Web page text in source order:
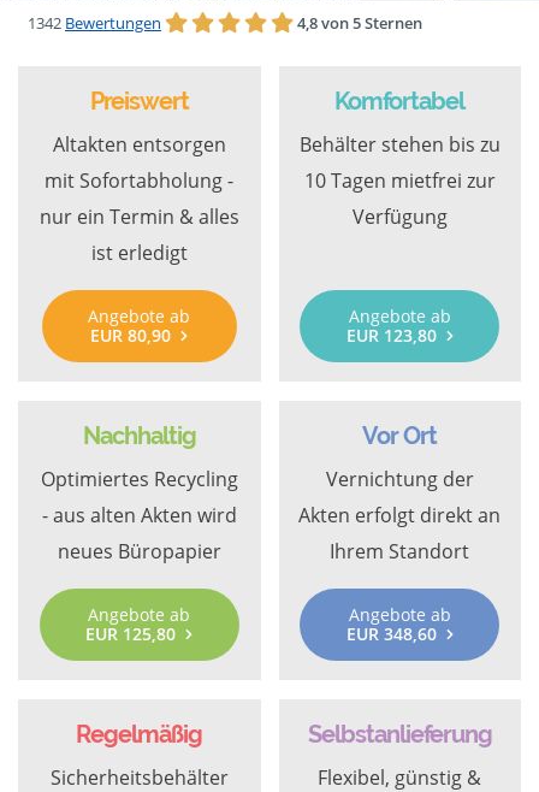
1342 Bewertungen 4,8 von 5 Sternen
Preiswert
Altakten entsorgen
mit Sofortabholung -
nur ein Termin & alles
ist erledigt
Angebote ab
EUR 80,90
Komfortabel
Behälter stehen bis zu
10 Tagen mietfrei zur
Verfügung
Angebote ab
EUR 123,80
Nachhaltig
Optimiertes Recycling
- aus alten Akten wird
neues Büropapier
Angebote ab
EUR 125,80
Vor Ort
Vernichtung der
Akten erfolgt direkt an
Ihrem Standort
Angebote ab
EUR 348,60
Regelmäßig
Sicherheitsbehälter
Selbstanlieferung
Flexibel, günstig &